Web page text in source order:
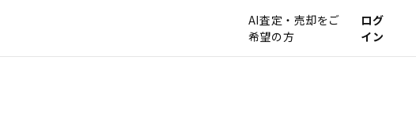
AI査定・売却をご
希望の方
ログ
イン